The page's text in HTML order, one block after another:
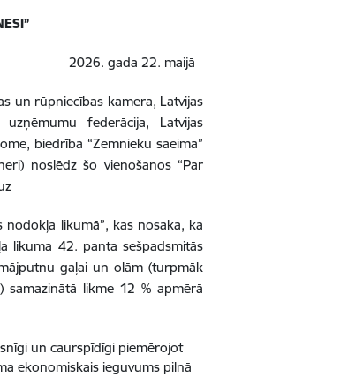
22. maijā
un rūpniecības kamera, Latvijas
federācija, Latvijas
biedrība “Zemnieku saeima”
noslēdz šo vienošanos “Par
likumā”, kas nosaka, ka
likuma 42. panta sešpadsmitās
gaļai un olām (turpmāk
likme 12 % apmērā
un caurspīdīgi piemērojot
ekonomiskais ieguvums pilnā